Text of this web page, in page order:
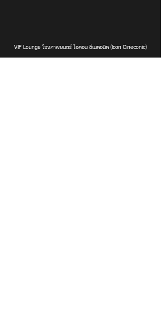
VIP Lounge โรงภาพยนตร์ ไอคอน ซีเนคอนิค (Icon Cineconic)